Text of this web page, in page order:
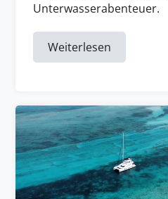
Unterwasserabenteuer.
Weiterlesen